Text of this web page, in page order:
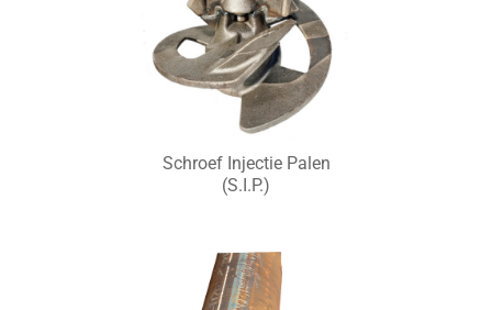
Schroef Injectie Palen
(S.I.P.)